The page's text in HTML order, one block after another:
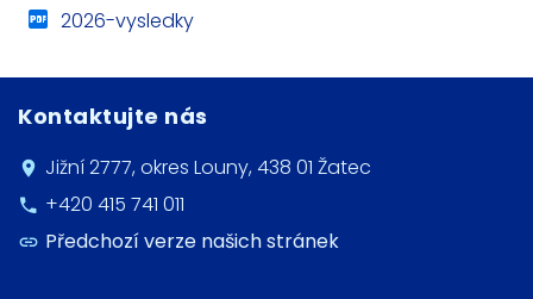
2026-vysledky
Kontaktujte nás
Jižní 2777, okres Louny, 438 01 Žatec
+420 415 741 011
Předchozí verze našich stránek